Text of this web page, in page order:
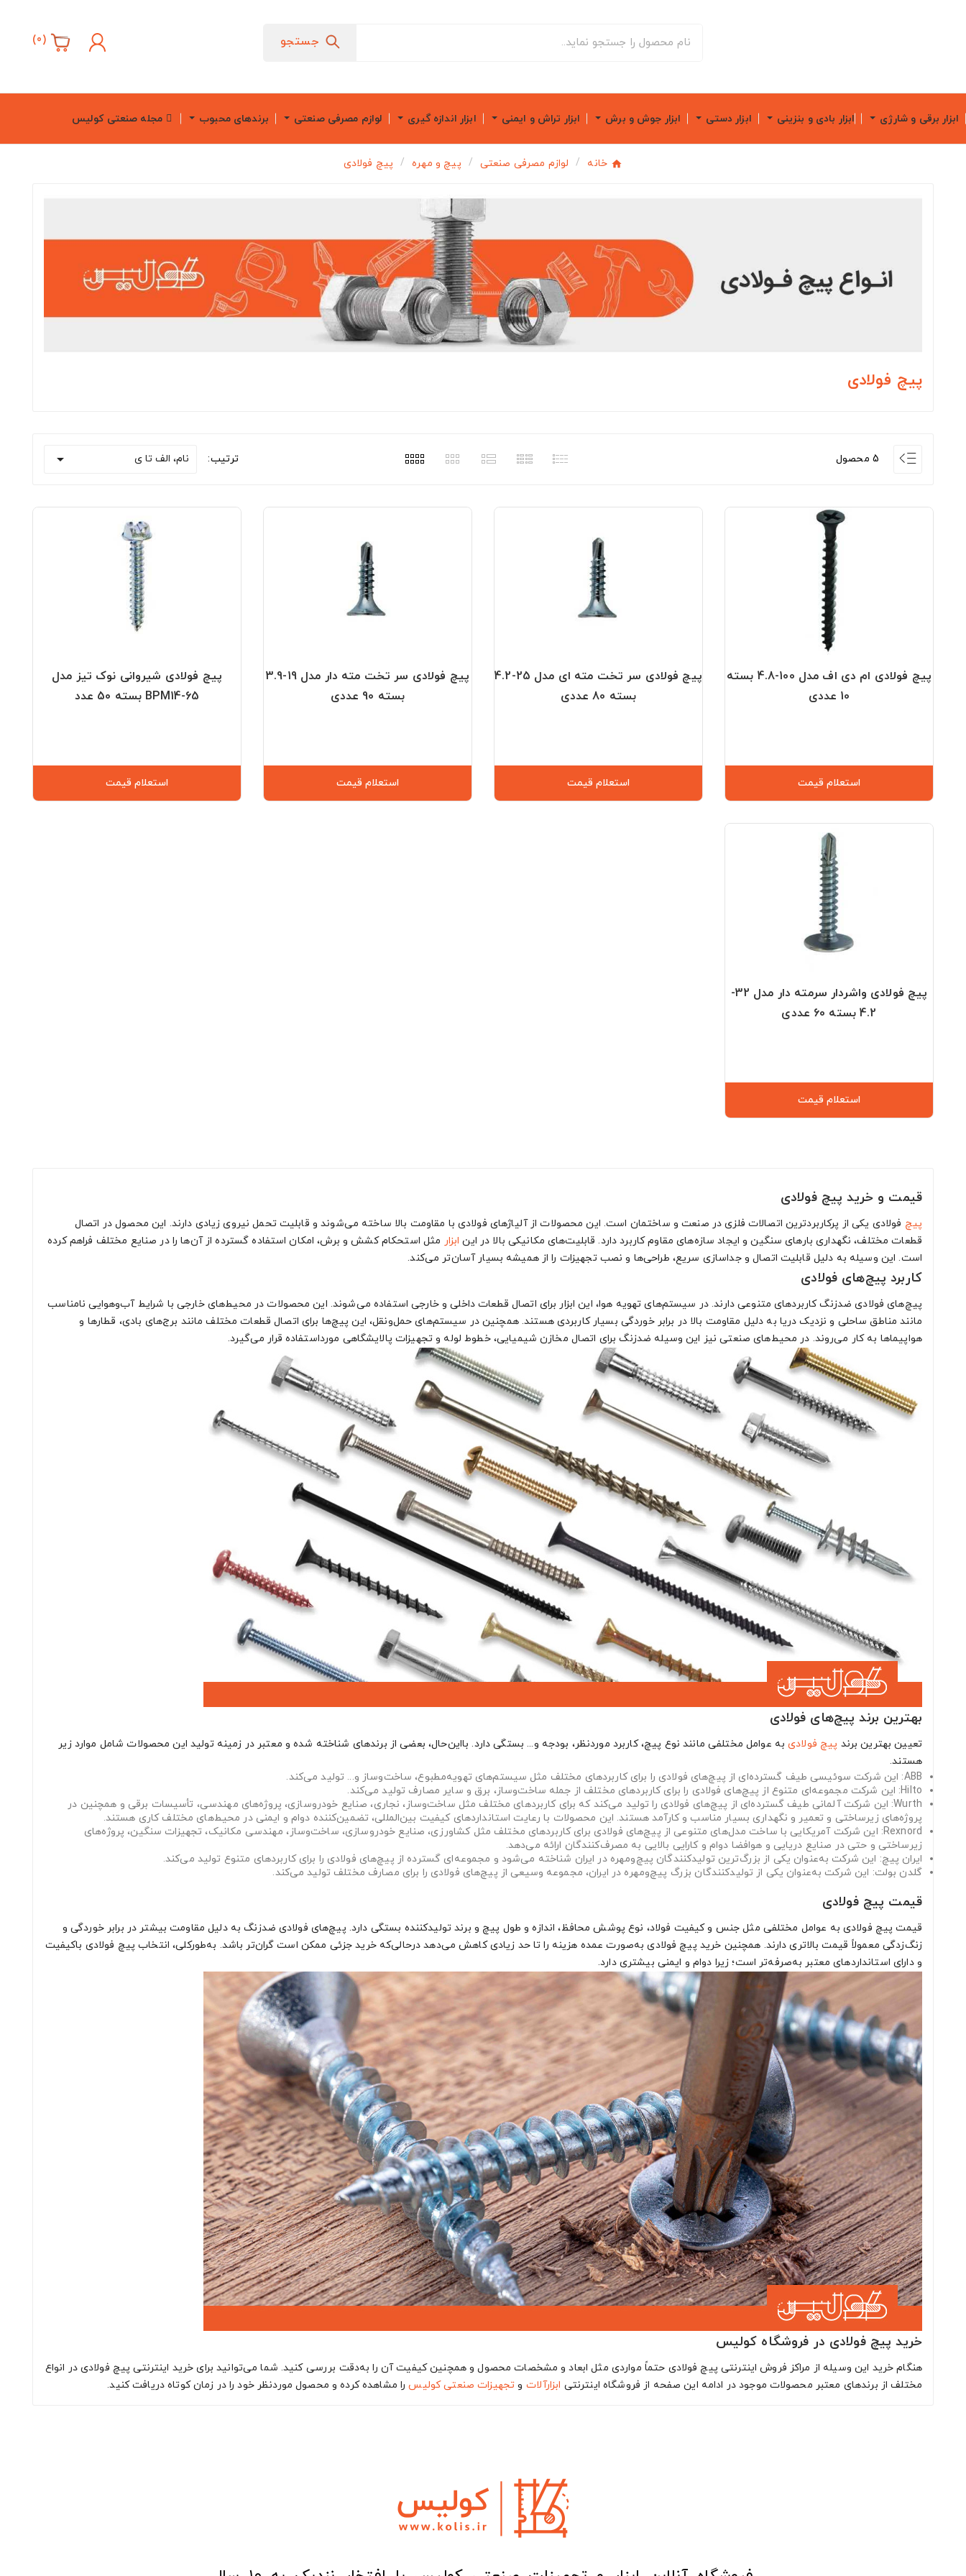
جستجو (
0
)
ابزار برقی و شارژی ابزار بادی و بنزینی ابزار دستی ابزار جوش و برش ابزار تراش و ایمنی ابزار اندازه گیری لوازم مصرفی صنعتی برندهای محبوب مجله صنعتی کولیس
خانه لوازم مصرفی صنعتی پیچ و مهره پیچ فولادی
پیچ فولادی
5 محصول ترتیب: نام، الف تا ی 
پیچ فولادی ام دی اف مدل 100-4.8 بسته
10 عددی
استعلام قیمت
پیچ فولادی سر تخت مته ای مدل 25-4.2
بسته 80 عددی
استعلام قیمت
پیچ فولادی سر تخت مته دار مدل 19-3.9
بسته 90 عددی
استعلام قیمت
پیچ فولادی شیروانی نوک تیز مدل
BPM14-65 بسته 50 عدد
استعلام قیمت
پیچ فولادی واشردار سرمته دار مدل 32-
4.2 بسته 60 عددی
استعلام قیمت
قیمت و خرید پیچ فولادی
پیچ فولادی یکی از پرکاربردترین اتصالات فلزی در صنعت و ساختمان است. این محصولات از آلیاژهای فولادی با مقاومت بالا ساخته می‌شوند و قابلیت تحمل نیروی زیادی دارند. این محصول در اتصال
قطعات مختلف، نگهداری بارهای سنگین و ایجاد سازه‌های مقاوم کاربرد دارد. قابلیت‌های مکانیکی بالا در این ابزار مثل استحکام کشش و برش، امکان استفاده گسترده از آن‌ها را در صنایع مختلف فراهم کرده
است. این وسیله به دلیل قابلیت اتصال و جداسازی سریع، طراحی‌ها و نصب تجهیزات را از همیشه بسیار آسان‌تر می‌کند.
کاربرد پیچ‌های فولادی
پیچ‌های فولادی ضدزنگ کاربردهای متنوعی دارند. در سیستم‌های تهویه هوا، این ابزار برای اتصال قطعات داخلی و خارجی استفاده می‌شوند. این محصولات در محیط‌های خارجی با شرایط آب‌وهوایی نامناسب
مانند مناطق ساحلی و نزدیک دریا به دلیل مقاومت بالا در برابر خوردگی بسیار کاربردی هستند. همچنین در سیستم‌های حمل‌ونقل، این پیچ‌ها برای اتصال قطعات مختلف مانند برج‌های بادی، قطارها و
هواپیماها به کار می‌روند. در محیط‌های صنعتی نیز این وسیله ضدزنگ برای اتصال مخازن شیمیایی، خطوط لوله و تجهیزات پالایشگاهی مورداستفاده قرار می‌گیرد.
بهترین برند پیچ‌های فولادی
تعیین بهترین برند پیچ فولادیبه عوامل مختلفی مانند نوع پیچ، کاربرد موردنظر، بودجه و... بستگی دارد. بااین‌حال، بعضی از برندهای شناخته شده و معتبر در زمینه تولید این محصولات شامل موارد زیر
هستند.
ABB: این شرکت سوئیسی طیف گسترده‌ای از پیچ‌های فولادی را برای کاربردهای مختلف مثل سیستم‌های تهویه‌مطبوع، ساخت‌وساز و... تولید می‌کند.
Hilto: این شرکت مجموعه‌ای متنوع از پیچ‌های فولادی را برای کاربردهای مختلف از جمله ساخت‌وساز، برق و سایر مصارف تولید می‌کند.
Wurth: این شرکت آلمانی طیف گسترده‌ای از پیچ‌های فولادی را تولید می‌کند که برای کاربردهای مختلف مثل ساخت‌وساز، نجاری، صنایع خودروسازی، پروژه‌های مهندسی، تأسیسات برقی و همچنین در
پروژه‌های زیرساختی و تعمیر و نگهداری بسیار مناسب و کارآمد هستند. این محصولات با رعایت استانداردهای کیفیت بین‌المللی، تضمین‌کننده دوام و ایمنی در محیط‌های مختلف کاری هستند.
Rexnord: این شرکت آمریکایی با ساخت مدل‌های متنوعی از پیچ‌های فولادی برای کاربردهای مختلف مثل کشاورزی، صنایع خودروسازی، ساخت‌وساز، مهندسی مکانیک، تجهیزات سنگین، پروژه‌های
زیرساختی و حتی در صنایع دریایی و هوافضا دوام و کارایی بالایی به مصرف‌کنندگان ارائه می‌دهد.
ایران پیچ: این شرکت به‌عنوان یکی از بزرگ‌ترین تولیدکنندگان پیچ‌ومهره در ایران شناخته می‌شود و مجموعه‌ای گسترده از پیچ‌های فولادی را برای کاربردهای متنوع تولید می‌کند.
گلدن بولت: این شرکت به‌عنوان یکی از تولیدکنندگان بزرگ پیچ‌ومهره در ایران، مجموعه وسیعی از پیچ‌های فولادی را برای مصارف مختلف تولید می‌کند.
قیمت پیچ فولادی
قیمت پیچ فولادی به عوامل مختلفی مثل جنس و کیفیت فولاد، نوع پوشش محافظ، اندازه و طول پیچ و برند تولیدکننده بستگی دارد. پیچ‌های فولادی ضدزنگ به دلیل مقاومت بیشتر در برابر خوردگی و
زنگ‌زدگی معمولاً قیمت بالاتری دارند. همچنین خرید پیچ فولادی به‌صورت عمده هزینه را تا حد زیادی کاهش می‌دهد درحالی‌که خرید جزئی ممکن است گران‌تر باشد. به‌طورکلی، انتخاب پیچ فولادی باکیفیت
و دارای استانداردهای معتبر به‌صرفه‌تر است؛ زیرا دوام و ایمنی بیشتری دارد.
خرید پیچ فولادی در فروشگاه کولیس
هنگام خرید این وسیله از مراکز فروش اینترنتی پیچ فولادی حتماً مواردی مثل ابعاد و مشخصات محصول و همچنین کیفیت آن را به‌دقت بررسی کنید. شما می‌توانید برای خرید اینترنتی پیچ فولادی در انواع
مختلف از برندهای معتبر محصولات موجود در ادامه این صفحه از فروشگاه اینترنتی ابزارآلات و تجهیزات صنعتی کولیسرا مشاهده کرده و محصول موردنظر خود را در زمان کوتاه دریافت کنید.